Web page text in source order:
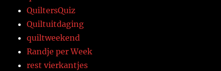
QuiltersQuiz
Quiltuitdaging
quiltweekend
Randje per Week
rest vierkantjes